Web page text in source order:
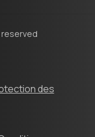
reserved
des